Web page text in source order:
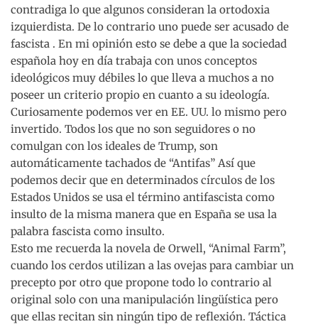
contradiga lo que algunos consideran la ortodoxia
izquierdista. De lo contrario uno puede ser acusado de
fascista . En mi opinión esto se debe a que la sociedad
española hoy en día trabaja con unos conceptos
ideológicos muy débiles lo que lleva a muchos a no
poseer un criterio propio en cuanto a su ideología.
Curiosamente podemos ver en EE. UU. lo mismo pero
invertido. Todos los que no son seguidores o no
comulgan con los ideales de Trump, son
automáticamente tachados de “Antifas” Así que
podemos decir que en determinados círculos de los
Estados Unidos se usa el término antifascista como
insulto de la misma manera que en España se usa la
palabra fascista como insulto.
Esto me recuerda la novela de Orwell, “Animal Farm”,
cuando los cerdos utilizan a las ovejas para cambiar un
precepto por otro que propone todo lo contrario al
original solo con una manipulación lingüística pero
que ellas recitan sin ningún tipo de reflexión. Táctica